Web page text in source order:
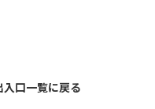
入口一覧に戻る